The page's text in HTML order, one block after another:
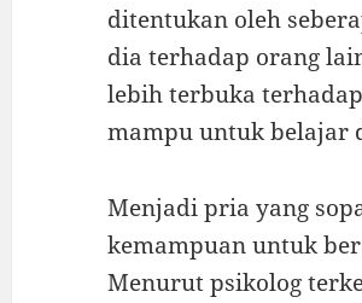
ditentukan oleh
dia terhadap orang
lebih terbuka
mampu untuk belajar
Menjadi pria yang
kemampuan untuk
Menurut psikolog